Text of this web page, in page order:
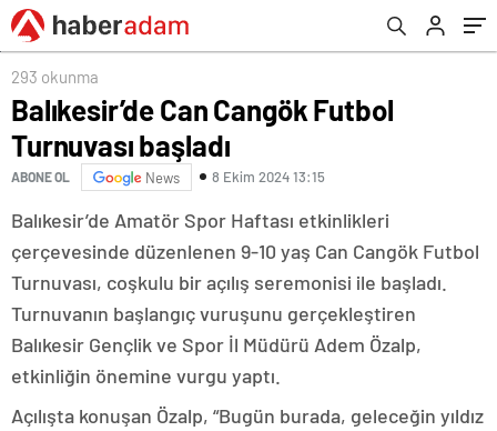
293 okunma
Balıkesir’de Can Cangök Futbol
Turnuvası başladı
ABONE OL News 8 Ekim 2024 13:15
Balıkesir’de Amatör Spor Haftası etkinlikleri
çerçevesinde düzenlenen 9-10 yaş Can Cangök Futbol
Turnuvası, coşkulu bir açılış seremonisi ile başladı.
Turnuvanın başlangıç vuruşunu gerçekleştiren
Balıkesir Gençlik ve Spor İl Müdürü Adem Özalp,
etkinliğin önemine vurgu yaptı.
Açılışta konuşan Özalp, “Bugün burada, geleceğin yıldız